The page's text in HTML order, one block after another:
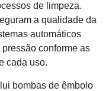
de limpeza.
a qualidade da
automáticos
conforme as
cada uso.
bombas de êmbolo